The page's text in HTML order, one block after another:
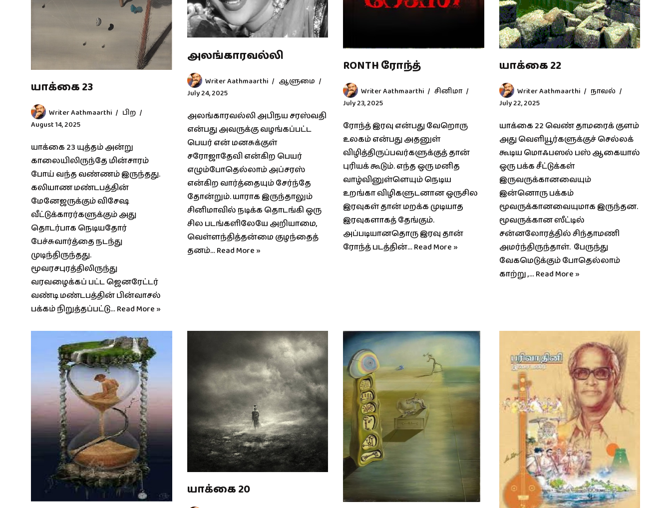
யாக்கை 23
Writer Aathmaarthi
பிற
August 14, 2025
யாக்கை 23 யுத்தம் அன்று
காலையிலிருந்தே மின்சாரம்
போய் வந்த வண்ணம் இருந்தது.
கலியாண மண்டபத்தின்
மேனேஜருக்கும் விசேஷ
வீட்டுக்காரர்களுக்கும் அது
தொடர்பாக நெடியதோர்
பேச்சுவார்த்தை நடந்து
முடிந்திருந்தது.
மூவரசபுரத்திலிருந்து
வரவழைக்கப் பட்ட ஜெனரேட்டர்
வண்டி மண்டபத்தின் பின்வாசல்
பக்கம் நிறுத்தப்பட்டு…Read More »
அலங்காரவல்லி
Writer Aathmaarthi
ஆளுமை
July 24, 2025
அலங்காரவல்லி அபிநய சரஸ்வதி
என்பது அவருக்கு வழங்கப்பட்ட
பெயர் என் மனசுக்குள்
சரோஜாதேவி என்கிற பெயர்
எழும்போதெல்லாம் அப்சரஸ்
என்கிற வார்த்தையும் சேர்ந்தே
தோன்றும். யாராக இருந்தாலும்
சினிமாவில் நடிக்க தொடங்கி ஒரு
சில படங்களிலேயே அறியாமை,
வெள்ளந்தித்தன்மை குழந்தைத்
தனம்…Read More »
RONTH ரோந்த்
Writer Aathmaarthi
சினிமா
July 23, 2025
ரோந்த் இரவு என்பது வேறொரு
உலகம் என்பது அதனுள்
விழித்திருப்பவர்களுக்குத் தான்
புரியக் கூடும். எந்த ஒரு மனித
வாழ்வினுள்ளெயும் நெடிய
உறங்கா விழிகளுடனான ஒருசில
இரவுகள் தான் மறக்க முடியாத
இரவுகளாகத் தேங்கும்.
அப்படியானதொரு இரவு தான்
ரோந்த் படத்தின்…Read More »
யாக்கை 22
Writer Aathmaarthi
நாவல்
July 22, 2025
யாக்கை 22 வெண் தாமரைக் குளம்
அது வெளியூர்களுக்குச் செல்லக்
கூடிய மொஃபஸல் பஸ் ஆகையால்
ஒரு பக்க சீட்டுக்கள்
இருவருக்கானவையும்
இன்னொரு பக்கம்
மூவருக்கானவையுமாக இருந்தன.
மூவருக்கான ஸீட்டில்
சன்னலோரத்தில் சிந்தாமணி
அமர்ந்திருந்தாள். பேருந்து
வேகமெடுக்கும் போதெல்லாம்
காற்று ,…Read More »
யாக்கை 20